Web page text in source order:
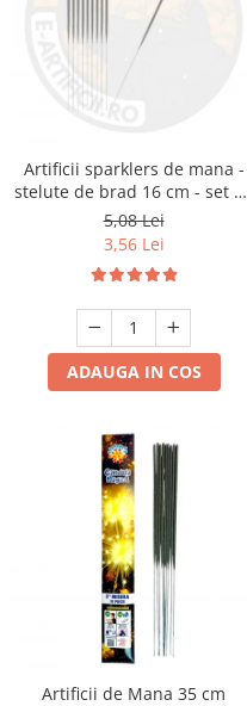
Artificii sparklers de mana -
stelute de brad 16 cm - set 10
buc
5,08 Lei
3,56 Lei
ADAUGA IN COS
Artificii de Mana 35 cm